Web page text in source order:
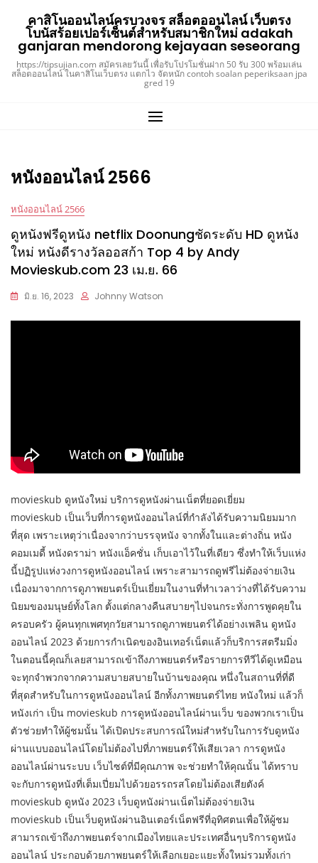
content
คาสิโนออนไลน์ครบวงจร สล็อตออนไลน์ เว็บตรง
โบนัสร้อยเปอร์เซ็นต์สำหรับสมาชิกใหม่ adakah
ganjaran mendorong kejayaan seseorang
https://tipsujian.com สมัครเลยวันนี้ เพื่อรับโปรโมชั่นฝาก 50 รับ 300 พร้อมเล่น
สล็อตออนไลน์ ในคาสิโนเว็บตรง แตกไว จัดหนัก contoh soalan peperiksaan jpa
gred 19
หนังออนไลน์ 2566
หนังออนไลน์ 2566
ดูหนังฟรีดูหนัง netflix Doonungชัดระดับ HD ดูหนัง
ใหม่ หนังดีรางวัลออสก้า Top 4 by Andy
Movieskub.com 23 เม.ย. 66
มิ.ย. 16, 2023 Johnny Watson
movieskub ดูหนังใหม่ บริการดูหนังผ่านเน็ตที่ยอดเยี่ยม
movieskub เป็นเว็บที่การดูหนังออนไลน์ที่กำลังได้รับความนิยมมาก
ที่สุด เพราะเหตุว่าเนื่องจากว่าบรรจุหนัง จากทั้งในและต่างถิ่น หนัง
คอมเมดี้ หนังดราม่า หนังแอ็คชั่น เก็บเอาไว้ในที่เดียว ซึ่งทำให้เว็บแห่ง
นี้ปฏิรูปแห่งวงการดูหนังออนไลน์ เพราะสามารถดูฟรีไม่ต้องจ่ายเงิน
เนื่องมาจากการดูภาพยนตร์เป็นเยี่ยมในงานที่ทำเวลาว่างที่ได้รับความ
นิยมของมนุษย์ทั้งโลก ตั้งแต่กลางคืนสบายๆไปจนกระทั่งการพูดคุยใน
ครอบครัว ผู้คนทุกเพศทุกวัยสามารถดูภาพยนตร์ได้อย่างเพลิน ดูหนัง
ออนไลน์ 2023 ด้วยการกำเนิดของอินเทอร์เน็ตแล้วก็บริการสตรีมมิ่ง
ในตอนนี้คุณก็เลยสามารถเข้าถึงภาพยนตร์หรือรายการทีวีได้ดูเหมือน
จะทุกจำพวกจากความสบายสบายในบ้านของคุณ หนึ่งในสถานที่ที่ดี
ที่สุดสำหรับในการดูหนังออนไลน์ อีกทั้งภาพยนตร์ไทย หนังใหม่ แล้วก็
หนังเก่า เป็น movieskub การดูหนังออนไลน์ผ่านเว็บ ของพวกเราเป็น
ตัวช่วยทำให้ผู้ชมนั้น ได้เปิดประสบการณ์ใหม่สำหรับในการรับดูหนัง
ผ่านแบบออนไลน์โดยไม่ต้องไปที่ภาพยนตร์ให้เสียเวลา การดูหนัง
ออนไลน์ผ่านระบบ เว็บไซต์ที่มีคุณภาพ จะช่วยทำให้คุณนั้น ได้ทราบ
จะกับการดูหนังที่เต็มเปี่ยมไปด้วยอรรถรสโดยไม่ต้องเสียตังค์
movieskub ดูหนัง 2023 เว็บดูหนังผ่านเน็ตไม่ต้องจ่ายเงิน
movieskub เป็นเว็บดูหนังผ่านอินเตอร์เน็ตฟรีที่อุทิศตนเพื่อให้ผู้ชม
สามารถเข้าถึงภาพยนตร์จากเมืองไทยและประเทศอื่นๆบริการดูหนัง
ออนไลน์ ประกอบด้วยภาพยนตร์ให้เลือกเยอะแยะทั้งใหม่รวมทั้งเก่า